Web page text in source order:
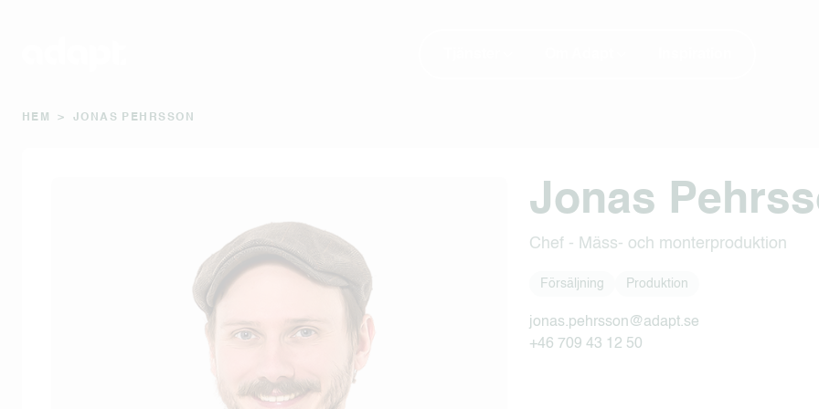
HEM > JONAS PEHRSSON
Jonas
Chef - Mäss- och monterproduktion
Försäljning Produktion
jonas.pehrsson@adapt.se
+46 709 43 12 50